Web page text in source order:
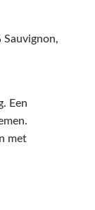
Sauvignon,
Een
met